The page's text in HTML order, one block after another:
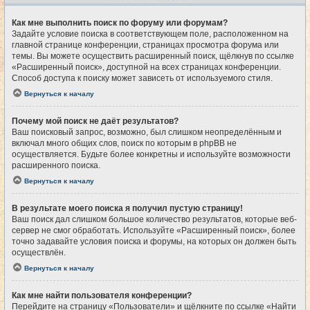
Как мне выполнить поиск по форуму или форумам?
Задайте условие поиска в соответствующем поле, расположенном на
главной странице конференции, страницах просмотра форума или
темы. Вы можете осуществить расширенный поиск, щёлкнув по ссылке
«Расширенный поиск», доступной на всех страницах конференции.
Способ доступа к поиску может зависеть от используемого стиля.
Вернуться к началу
Почему мой поиск не даёт результатов?
Ваш поисковый запрос, возможно, был слишком неопределённым и
включал много общих слов, поиск по которым в phpBB не
осуществляется. Будьте более конкретны и используйте возможности
расширенного поиска.
Вернуться к началу
В результате моего поиска я получил пустую страницу!
Ваш поиск дал слишком большое количество результатов, которые веб-
сервер не смог обработать. Используйте «Расширенный поиск», более
точно задавайте условия поиска и форумы, на которых он должен быть
осуществлён.
Вернуться к началу
Как мне найти пользователя конференции?
Перейдите на страницу «Пользователи» и щёлкните по ссылке «Найти